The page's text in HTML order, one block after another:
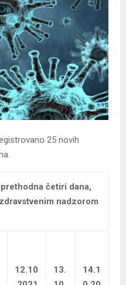
25 novih
četiri dana,
nadzorom
12.10
13.
14.1